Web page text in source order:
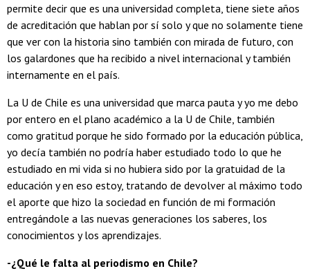
permite decir que es una universidad completa, tiene siete años
de acreditación que hablan por sí solo y que no solamente tiene
que ver con la historia sino también con mirada de futuro, con
los galardones que ha recibido a nivel internacional y también
internamente en el país.
La U de Chile es una universidad que marca pauta y yo me debo
por entero en el plano académico a la U de Chile, también
como gratitud porque he sido formado por la educación pública,
yo decía también no podría haber estudiado todo lo que he
estudiado en mi vida si no hubiera sido por la gratuidad de la
educación y en eso estoy, tratando de devolver al máximo todo
el aporte que hizo la sociedad en función de mi formación
entregándole a las nuevas generaciones los saberes, los
conocimientos y los aprendizajes.
-¿Qué le falta al periodismo en Chile?